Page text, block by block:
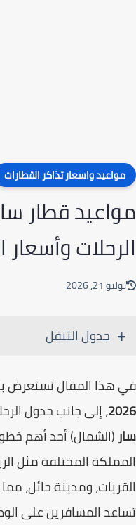
واسعار تذاكر القطارات
وأسعار
21, 2026
جدول التنقل
المقال نستعرض
، إلى جانب جدول
(الشمال) أحد أهم خطوط
المختلفة مثل
ومدينة حائل،
المسافرين على